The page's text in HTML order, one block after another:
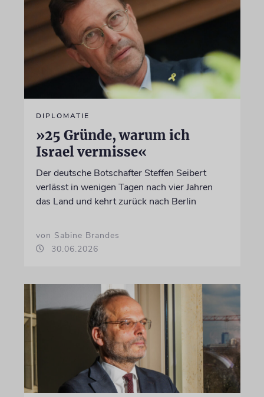
DIPLOMATIE
»25 Gründe, warum ich
Israel vermisse«
Der deutsche Botschafter Steffen Seibert
verlässt in wenigen Tagen nach vier Jahren
das Land und kehrt zurück nach Berlin
von Sabine Brandes
30.06.2026